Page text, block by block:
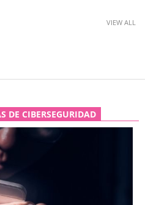
VIEW ALL
DE CIBERSEGURIDAD